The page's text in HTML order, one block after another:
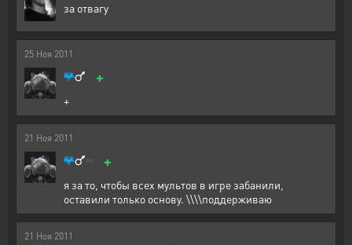
за отвагу
25 Ноя 2011
+
+
21 Ноя 2011
+
я за то, чтобы всех мультов в игре забанили,
оставили только основу. \\\\поддерживаю
21 Ноя 2011